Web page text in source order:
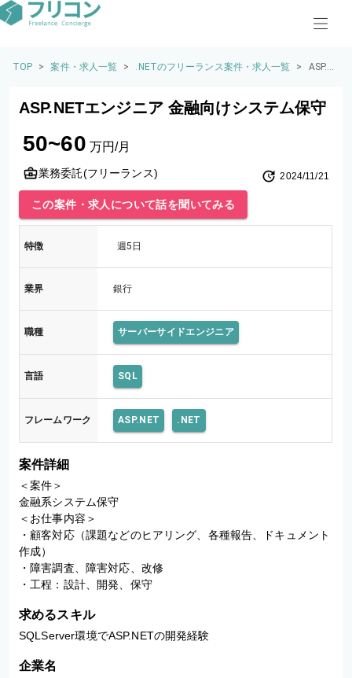
TOP > 案件・求人一覧 > .NETのフリーランス案件・求人一覧 >
ASP.N
ニア
保守
ASP.NETエンジニア 金融向けシステム保守
50~60 万円/月
業務委託(フリーランス) 2024/11/21
この案件・求人について話を聞いてみる
特徴 週5日
業界 銀行
職種 サーバーサイドエンジニア
言語 SQL
フレームワーク ASP.NET .NET
案件詳細
＜案件＞
金融系システム保守
＜お仕事内容＞
・顧客対応（課題などのヒアリング、各種報告、ドキュメント
作成）
・障害調査、障害対応、改修
・工程：設計、開発、保守
求めるスキル
SQLServer環境でASP.NETの開発経験
企業名